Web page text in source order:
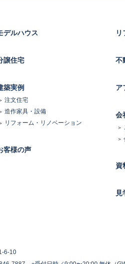
デルハウス
譲住宅
築実例
注文住宅
造作家具・設備
リフォーム・リノベーション
客様の声
不
ア
会
資
6-10